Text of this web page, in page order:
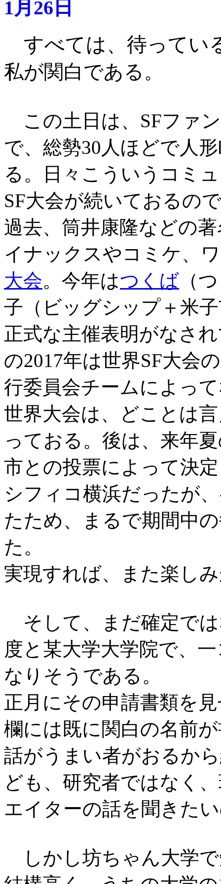
1月26日
すべては、待ってい
私が関白である 。
この土日は、SFファ
で、総勢30人ほどで人
る。日々こういうコミ
SF大会が続いておるの
過去、筒井康隆などの
イナックスやコミケ、
大会。今年はつくば （
子（ビッグシップ＋米
正式な主催表明がなさ
の2017年は世界SF大会
行委員会チームによっ
世界大会は、どことは
っておる。後は、来年
市との投票によって決
シフィコ横浜だったが
たため、まるで期間中
た。
実現すれば、また楽し
そして、まだ確定で
度と某大学大学院で、
なりそうである。
正月にその申請書類を
欄には既に関白の名前
話がうまい者がおるか
ども、研究者ではなく
エイターの話を聞きた
しかし坊ちゃん大学